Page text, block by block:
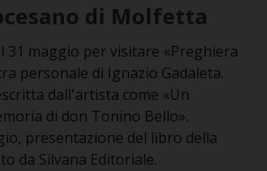
di Molfetta
31 maggio per visitare «Preghiera
personale di Ignazio Gadaleta.
dall'artista come «Un
di don Tonino Bello».
presentazione del libro della
da Silvana Editoriale.